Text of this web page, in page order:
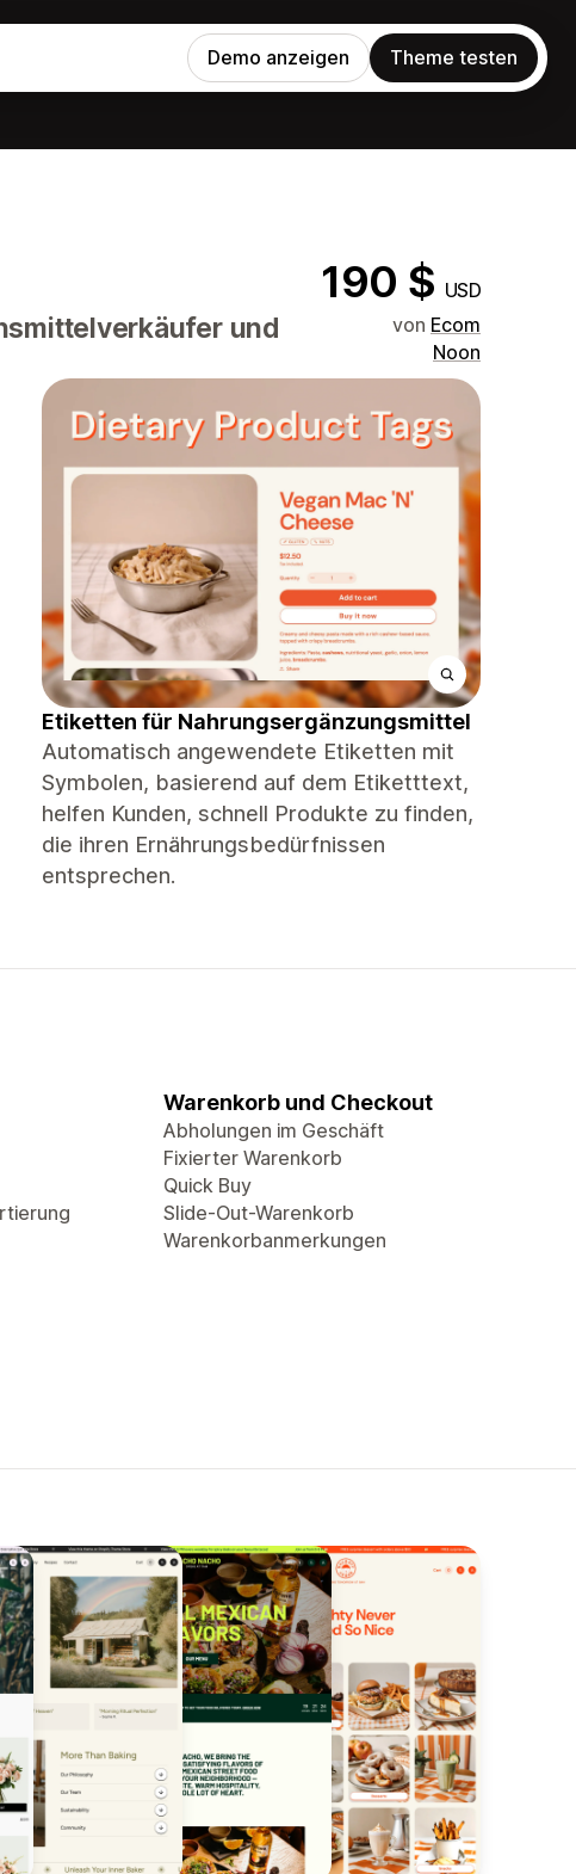
Demo anzeigen Theme testen
190 $ USD
und
von Ecom
Noon
Etiketten für Nahrungsergänzungsmittel
Automatisch angewendete Etiketten mit
Symbolen, basierend auf dem Etiketttext,
helfen Kunden, schnell Produkte zu finden,
die ihren Ernährungsbedürfnissen
entsprechen.
Warenkorb und Checkout
Abholungen im Geschäft
Fixierter Warenkorb
Quick Buy
Slide-Out-Warenkorb
Warenkorbanmerkungen